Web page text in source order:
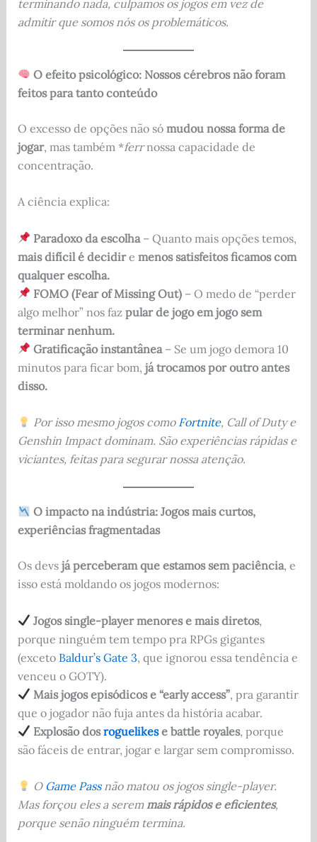
terminando nada, culpamos os jogos em vez de
admitir que somos nós os problemáticos.
O efeito psicológico: Nossos cérebros não foram
feitos para tanto conteúdo
O excesso de opções não só mudou nossa forma de
jogar, mas também *ferrnossa capacidade de
concentração.
A ciência explica:
Paradoxo da escolha– Quanto mais opções temos,
mais difícil é decidire menos satisfeitos ficamos com
qualquer escolha.
FOMO (Fear of Missing Out)– O medo de “perder
algo melhor” nos faz pular de jogo em jogo sem
terminar nenhum.
Gratificação instantânea– Se um jogo demora 10
minutos para ficar bom, já trocamos por outro antes
disso.
Por isso mesmo jogos como Fortnite, Call of Duty e
Genshin Impact dominam. São experiências rápidas e
viciantes, feitas para segurar nossa atenção.
O impacto na indústria: Jogos mais curtos,
experiências fragmentadas
Os devs já perceberam que estamos sem paciência, e
isso está moldando os jogos modernos:
Jogos single-player menores e mais diretos,
porque ninguém tem tempo pra RPGs gigantes
(exceto Baldur’s Gate 3, que ignorou essa tendência e
venceu o GOTY).
Mais jogos episódicos e “early access”, pra garantir
que o jogador não fuja antes da história acabar.
Explosão dosroguelikese battle royales, porque
são fáceis de entrar, jogar e largar sem compromisso.
O Game Passnão matou os jogos single-player.
Mas forçou eles a seremmais rápidos e eficientes,
porque senão ninguém termina.